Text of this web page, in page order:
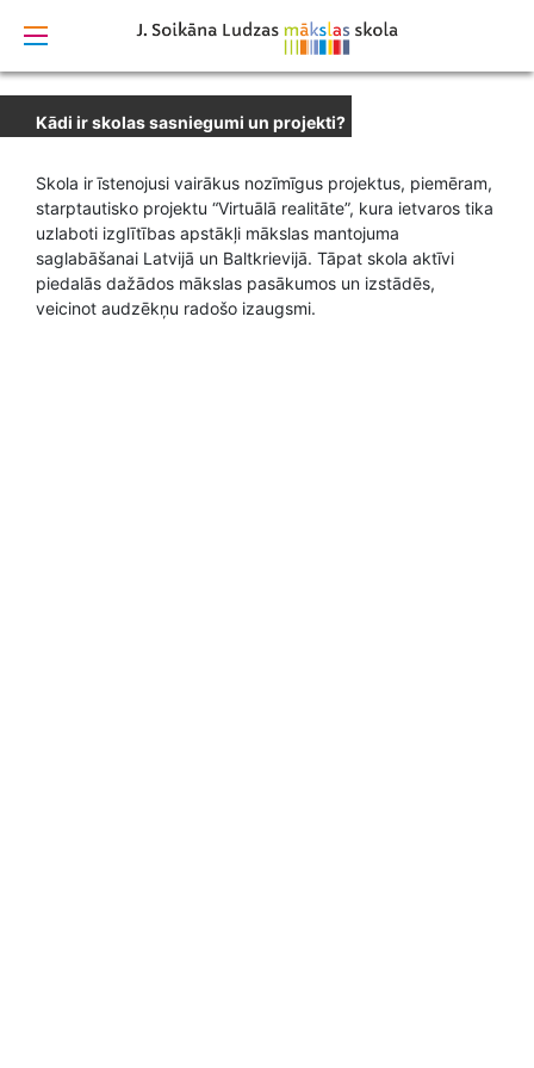
Kādi ir skolas sasniegumi un projekti?
Skola ir īstenojusi vairākus nozīmīgus projektus, piemēram,
starptautisko projektu “Virtuālā realitāte”, kura ietvaros tika
uzlaboti izglītības apstākļi mākslas mantojuma
saglabāšanai Latvijā un Baltkrievijā. Tāpat skola aktīvi
piedalās dažādos mākslas pasākumos un izstādēs,
veicinot audzēkņu radošo izaugsmi.
izstrādāts